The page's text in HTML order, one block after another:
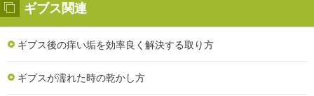
ギブス関連
ギプス後の痒い垢を効率良く解決する取り方
ギプスが濡れた時の乾かし方